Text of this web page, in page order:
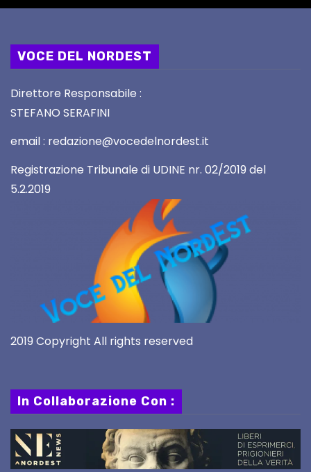
VOCE DEL NORDEST
Direttore Responsabile :
STEFANO SERAFINI
email : redazione@vocedelnordest.it
Registrazione Tribunale di UDINE nr. 02/2019 del
5.2.2019
2019 Copyright All rights reserved
In Collaborazione Con :